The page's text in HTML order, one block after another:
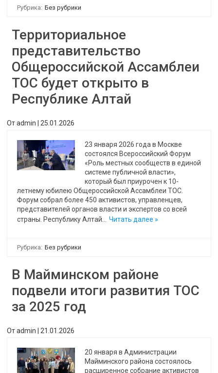
Рубрика: Без рубрики
Территориальное
представительство
Общероссийской Ассамблеи
ТОС будет открыто в
Республике Алтай
Отadmin 25.01.2026
23 января 2026 года в Москве
состоялся Всероссийский Форум
«Роль местных сообществ в единой
системе публичной власти»,
который был приурочен к 10-
летнему юбилею Общероссийской Ассамблеи ТОС.
Форум собрал более 450 активистов, управленцев,
представителей органов власти и экспертов со всей
страны. Республику Алтай…
Читать далее »
Рубрика: Без рубрики
В Майминском районе
подвели итоги развития ТОС
за 2025 год
Отadmin 21.01.2026
20 января в Администрации
Майминского района состоялось
расширенное собрание активистов